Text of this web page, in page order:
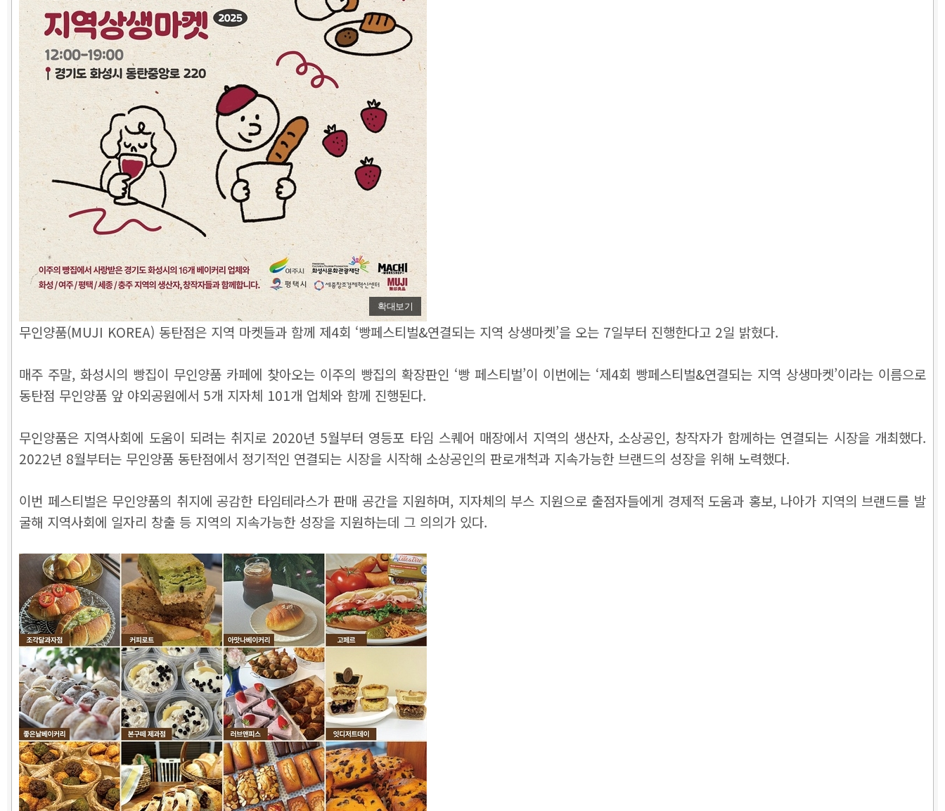
확대보기
무인양품(MUJI KOREA) 동탄점은 지역 마켓들과 함께 제4회 ‘빵페스티벌&연결되는 지역 상생마켓’을 오는 7일부터 진행한다고 2일 밝혔다.
매주 주말, 화성시의 빵집이 무인양품 카페에 찾아오는 이주의 빵집의 확장판인 ‘빵 페스티벌’이 이번에는 ‘제4회 빵페스티벌&연결되는 지역 상생마켓’이라는 이름으로
동탄점 무인양품 앞 야외공원에서 5개 지자체 101개 업체와 함께 진행된다.
무인양품은 지역사회에 도움이 되려는 취지로 2020년 5월부터 영등포 타임 스퀘어 매장에서 지역의 생산자, 소상공인, 창작자가 함께하는 연결되는 시장을 개최했다.
2022년 8월부터는 무인양품 동탄점에서 정기적인 연결되는 시장을 시작해 소상공인의 판로개척과 지속가능한 브랜드의 성장을 위해 노력했다.
이번 페스티벌은 무인양품의 취지에 공감한 타임테라스가 판매 공간을 지원하며, 지자체의 부스 지원으로 출점자들에게 경제적 도움과 홍보, 나아가 지역의 브랜드를 발
굴해 지역사회에 일자리 창출 등 지역의 지속가능한 성장을 지원하는데 그 의의가 있다.